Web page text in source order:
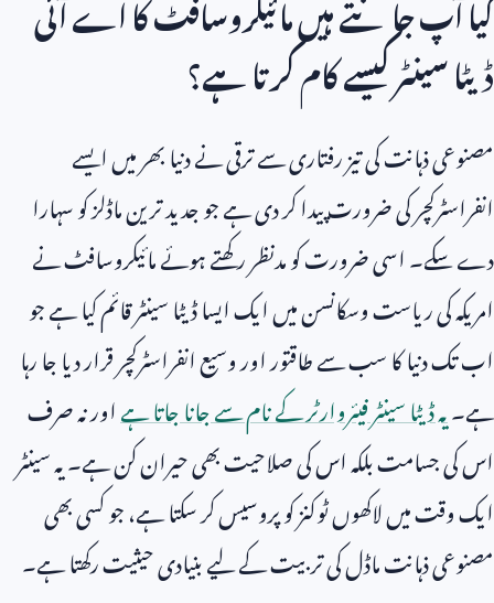
ڈیٹا سینٹر کیسے کام کرتا ہے؟
مصنوعی ذہانت کی تیز رفتاری سے ترقی نے دنیا بھر میں ایسے
انفراسٹرکچر کی ضرورت پیدا کر دی ہے جو جدید ترین ماڈلز کو سہارا
دے سکے۔ اسی ضرورت کو مدنظر رکھتے ہوئے مائیکروسافٹ نے
امریکہ کی ریاست وسکانسن میں ایک ایسا ڈیٹا سینٹر قائم کیا ہے جو
اب تک دنیا کا سب سے طاقتور اور وسیع انفراسٹرکچر قرار دیا جا رہا
ہے۔یہ ڈیٹا سینٹر فیئروارٹر کے نام سے جانا جاتا ہےاور نہ صرف
اس کی جسامت بلکہ اس کی صلاحیت بھی حیران کن ہے۔ یہ سینٹر
ایک وقت میں لاکھوں ٹوکنز کو پروسیس کر سکتا ہے، جو کسی بھی
مصنوعی ذہانت ماڈل کی تربیت کے لیے بنیادی حیثیت رکھتا ہے۔